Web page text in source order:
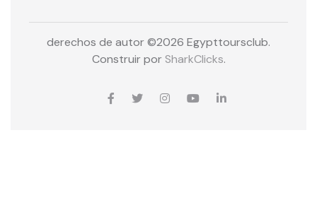
derechos de autor ©2026 Egypttoursclub.
Construir por SharkClicks.